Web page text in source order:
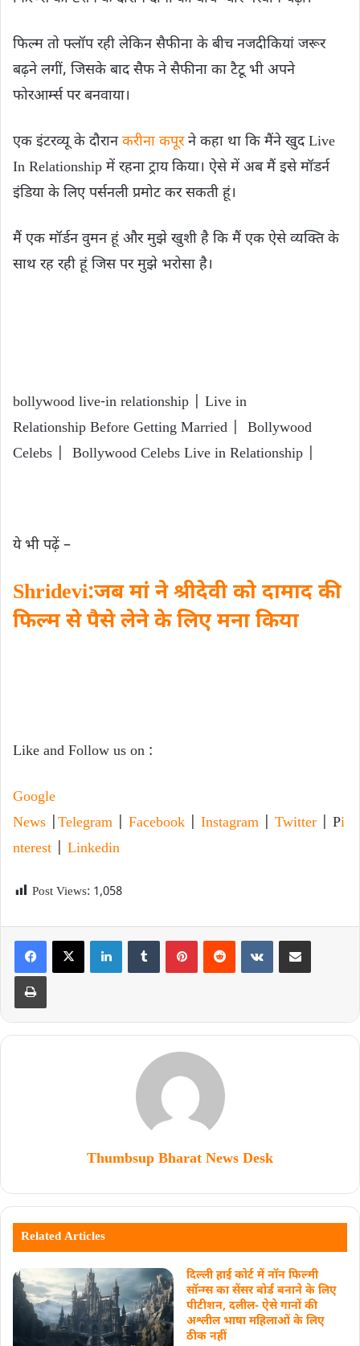
फिल्म तो फ्लॉप रही लेकिन सैफीना के बीच नजदीकियां जरूर
बढ़ने लगीं, जिसके बाद सैफ ने सैफीना का टैटू भी अपने
फोरआर्म्स पर बनवाया।
एक इंटरव्यू के दौरानकरीना कपूरने कहा था कि मैंने खुद Live
In Relationship में रहना ट्राय किया। ऐसे में अब मैं इसे मॉडर्न
इंडिया के लिए पर्सनली प्रमोट कर सकती हूं।
मैं एक मॉर्डन वुमन हूं और मुझे खुशी है कि मैं एक ऐसे व्यक्ति के
साथ रह रही हूं जिस पर मुझे भरोसा है।
bollywood live-in relationship | Live in
Relationship Before Getting Married | Bollywood
Celebs | Bollywood Celebs Live in Relationship |
ये भी पढ़ें –
Shridevi:जब मां ने श्रीदेवी को दामाद की
फ‍िल्‍म से पैसे लेने के लिए मना किया
Like and Follow us on :
Google
News
Telegram Facebook Instagram Twitter | Pi
nterest
Linkedin
Post Views: 1,058
Thumbsup Bharat News Desk
Related Articles
दिल्ली हाई कोर्ट में नॉन फिल्मी
सॉन्ग्स का सेंसर बोर्ड बनाने के लिए
पीटीशन, दलील- ऐसे गानों की
अश्लील भाषा महिलाओं के लिए
ठीक नहीं